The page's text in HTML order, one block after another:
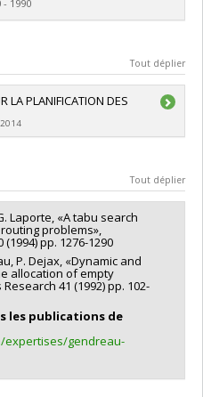
1990
Tout déplier
LA PLANIFICATION DES
Fonds de recherche du
(FQRNT)
(PR) Projets de
d'équipement la première
Tout déplier
Laporte, «A tabu search
problems»,
pp. 1276-1290
P. Dejax, «Dynamic and
allocation of empty
41 (1992) pp. 102-
les publications de
expertises/gendreau-